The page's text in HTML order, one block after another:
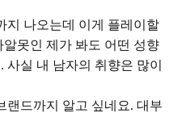
지 나오는데 이게 플레이할
못인 제가 봐도 어떤 성향
실 내 남자의 취향은 많이
랜드까지 알고 싶네요. 대부